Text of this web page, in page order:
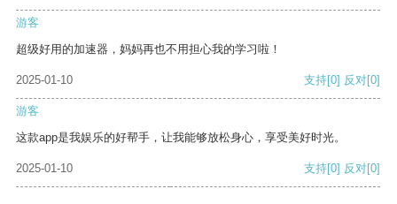
游客
超级好用的加速器，妈妈再也不用担心我的学习啦！
2025-01-10 支持[0] 反对[0]
游客
这款app是我娱乐的好帮手，让我能够放松身心，享受美好时光。
2025-01-10 支持[0] 反对[0]